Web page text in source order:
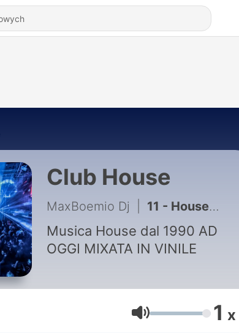
Club House
MaxBoemio Dj 11 - House Generation #Djset Vinil Mix Ep3
Musica House dal 1990 AD
OGGI MIXATA IN VINILE
Głośność 1 x